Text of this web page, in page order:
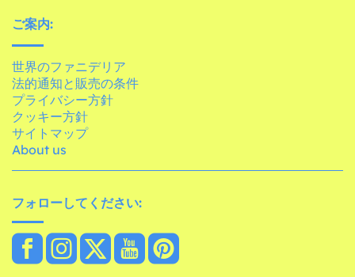
ご案内:
世界のファニデリア
法的通知と販売の条件
プライバシー方針
クッキー方針
サイトマップ
About us
フォローしてください: